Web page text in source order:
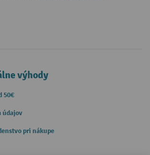
výhody
50€
údajov
pri nákupe